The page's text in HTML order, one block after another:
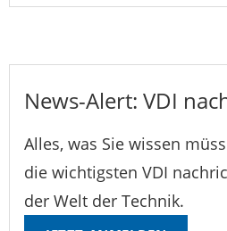
News-Alert: VDI
Alles, was Sie wissen
die wichtigsten VDI
der Welt der Technik.